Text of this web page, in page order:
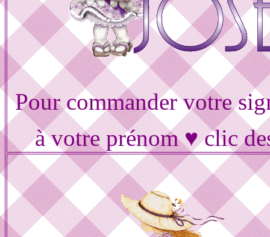
Pour commander votre
à votre prénom ♥ clic